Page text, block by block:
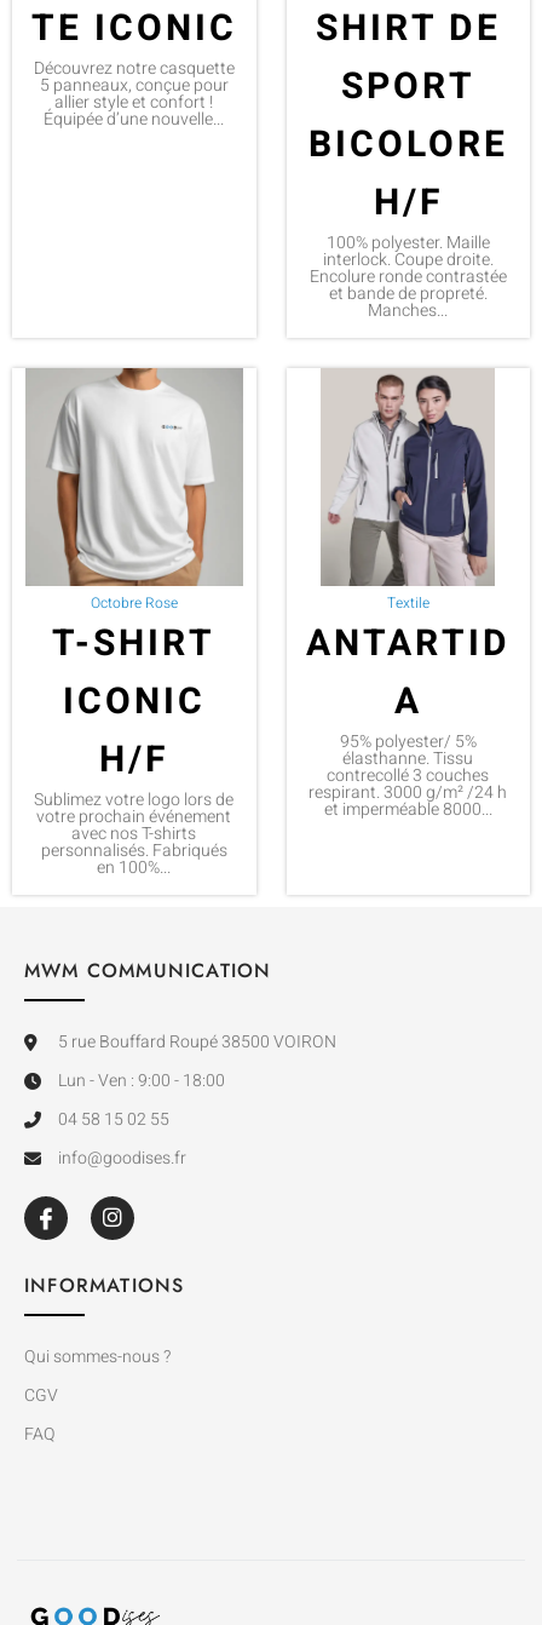
TE ICONIC
Découvrez notre casquette
5 panneaux, conçue pour
allier style et confort !
Équipée d’une nouvelle...
SHIRT DE
SPORT
BICOLORE
H/F
100% polyester. Maille
interlock. Coupe droite.
Encolure ronde contrastée
et bande de propreté.
Manches...
Octobre Rose
T-SHIRT
ICONIC
H/F
Sublimez votre logo lors de
votre prochain événement
avec nos T-shirts
personnalisés. Fabriqués
en 100%...
Textile
ANTARTID
A
95% polyester/ 5%
élasthanne. Tissu
contrecollé 3 couches
respirant. 3000 g/m² /24 h
et imperméable 8000...
MWM COMMUNICATION
5 rue Bouffard Roupé 38500 VOIRON
Lun - Ven : 9:00 - 18:00
04 58 15 02 55
info@goodises.fr
INFORMATIONS
Qui sommes-nous ?
CGV
FAQ